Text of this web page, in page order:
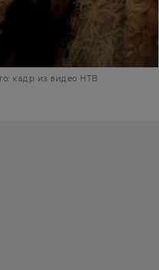
кадр из видео НТВ